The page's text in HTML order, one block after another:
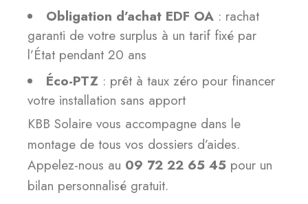
Obligation d’achat EDF OA : rachat
garanti de votre surplus à un tarif fixé par
l’État pendant 20 ans
Éco-PTZ : prêt à taux zéro pour financer
votre installation sans apport
KBB Solaire vous accompagne dans le
montage de tous vos dossiers d’aides.
Appelez-nous au 09 72 22 65 45 pour un
bilan personnalisé gratuit.